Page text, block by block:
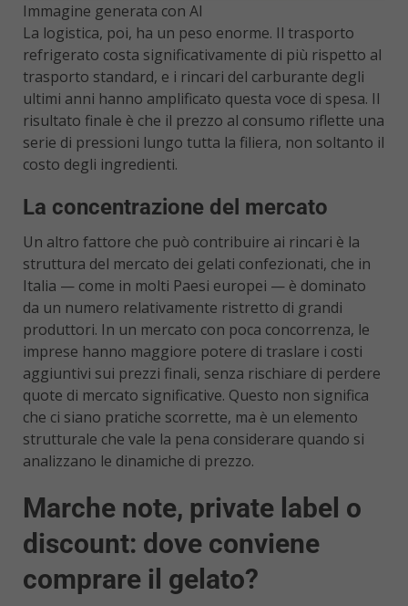
Immagine generata con AI
La logistica, poi, ha un peso enorme. Il trasporto
refrigerato costa significativamente di più rispetto al
trasporto standard, e i rincari del carburante degli
ultimi anni hanno amplificato questa voce di spesa. Il
risultato finale è che il prezzo al consumo riflette una
serie di pressioni lungo tutta la filiera, non soltanto il
costo degli ingredienti.
La concentrazione del mercato
Un altro fattore che può contribuire ai rincari è la
struttura del mercato dei gelati confezionati, che in
Italia — come in molti Paesi europei — è dominato
da un numero relativamente ristretto di grandi
produttori. In un mercato con poca concorrenza, le
imprese hanno maggiore potere di traslare i costi
aggiuntivi sui prezzi finali, senza rischiare di perdere
quote di mercato significative. Questo non significa
che ci siano pratiche scorrette, ma è un elemento
strutturale che vale la pena considerare quando si
analizzano le dinamiche di prezzo.
Marche note, private label o
discount: dove conviene
comprare il gelato?